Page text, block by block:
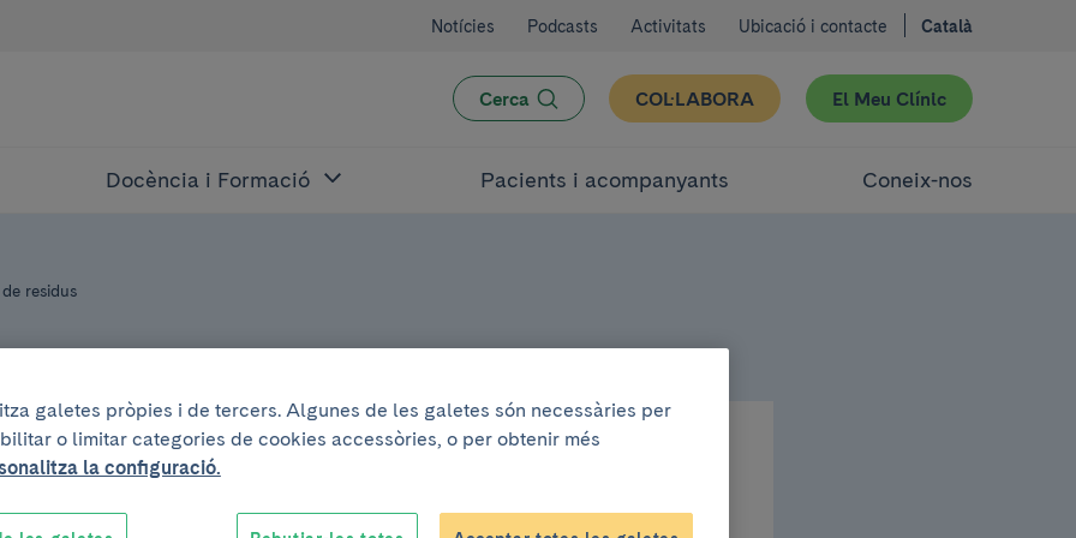
Notícies Podcasts Activitats Ubicació i contacte Català
Cerca COL·LABORA El Meu Clínic
Docència i Formació Pacients i acompanyants Coneix-nos
residus
galetes pròpies i de tercers. Algunes de les galetes són necessàries per
o limitar categories de cookies accessòries, o per obtenir més
la configuració.